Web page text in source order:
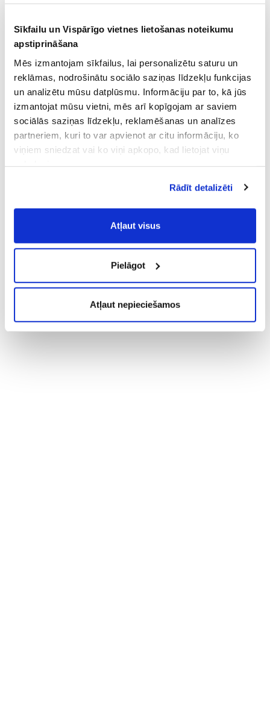
Sīkfailu un Vispārīgo vietnes lietošanas noteikumu
apstiprināšana
Mēs izmantojam sīkfailus, lai personalizētu saturu un
reklāmas, nodrošinātu sociālo saziņas līdzekļu funkcijas
un analizētu mūsu datplūsmu. Informāciju par to, kā jūs
izmantojat mūsu vietni, mēs arī kopīgojam ar saviem
sociālās saziņas līdzekļu, reklamēšanas un analīzes
partneriem, kuri to var apvienot ar citu informāciju, ko
viņiem sniedzat vai ko viņi apkopo, kad lietojat viņu
Vispārīgiem vietnes lietošanas
noteikumiem(saīsināti - VVLN).
Rādīt detalizēti
Atļaut visus
Pielāgot
Atļaut nepieciešamos